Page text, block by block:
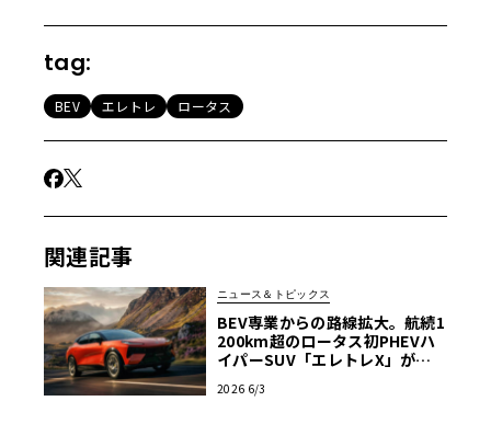
tag:
BEV エレトレ ロータス
関連記事
ニュース＆トピックス
BEV専業からの路線拡大。航続1
200km超のロータス初PHEVハ
イパーSUV「エレトレX」が欧
2026 6/3